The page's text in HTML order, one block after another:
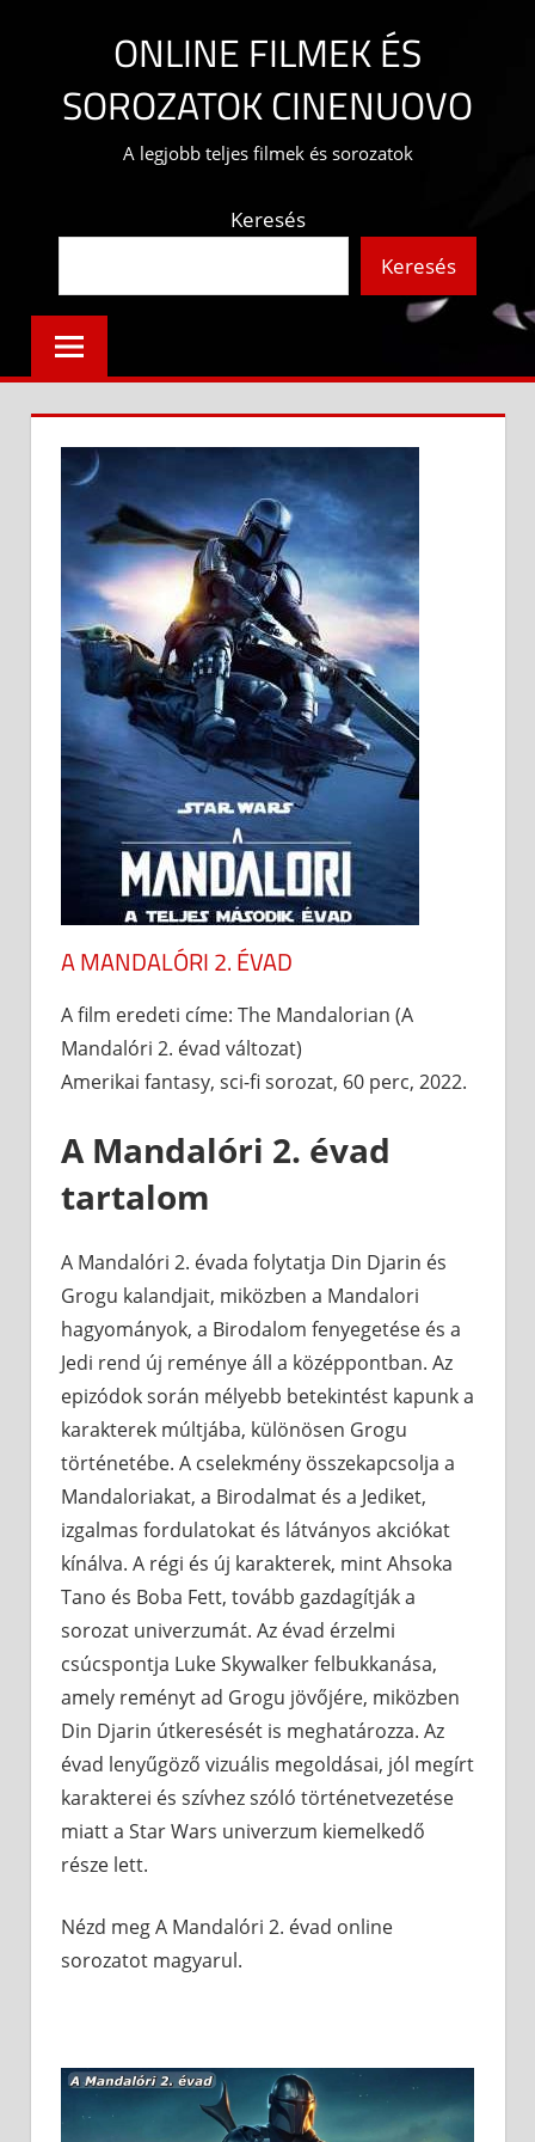
content
ONLINE FILMEK ÉS
SOROZATOK CINENUOVO
A legjobb teljes filmek és sorozatok
Keresés
Keresés
A MANDALÓRI 2. ÉVAD
A film eredeti címe: The Mandalorian (A
Mandalóri 2. évad változat)
Amerikai fantasy, sci-fi sorozat, 60 perc, 2022.
A Mandalóri 2. évad
tartalom
A Mandalóri 2. évada folytatja Din Djarin és
Grogu kalandjait, miközben a Mandalori
hagyományok, a Birodalom fenyegetése és a
Jedi rend új reménye áll a középpontban. Az
epizódok során mélyebb betekintést kapunk a
karakterek múltjába, különösen Grogu
történetébe. A cselekmény összekapcsolja a
Mandaloriakat, a Birodalmat és a Jediket,
izgalmas fordulatokat és látványos akciókat
kínálva. A régi és új karakterek, mint Ahsoka
Tano és Boba Fett, tovább gazdagítják a
sorozat univerzumát. Az évad érzelmi
csúcspontja Luke Skywalker felbukkanása,
amely reményt ad Grogu jövőjére, miközben
Din Djarin útkeresését is meghatározza. Az
évad lenyűgöző vizuális megoldásai, jól megírt
karakterei és szívhez szóló történetvezetése
miatt a Star Wars univerzum kiemelkedő
része lett.
Nézd meg A Mandalóri 2. évad online
sorozatot magyarul.